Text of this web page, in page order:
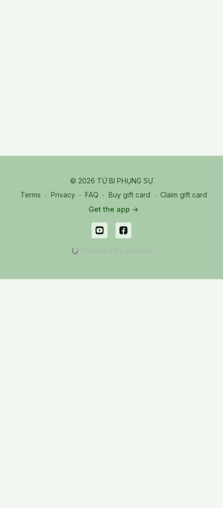
© 2026 TỪ BI PHỤNG SỰ
Terms ∙ Privacy ∙ FAQ ∙ Buy gift card ∙ Claim gift card
Get the app ->
Powered by Uscreen